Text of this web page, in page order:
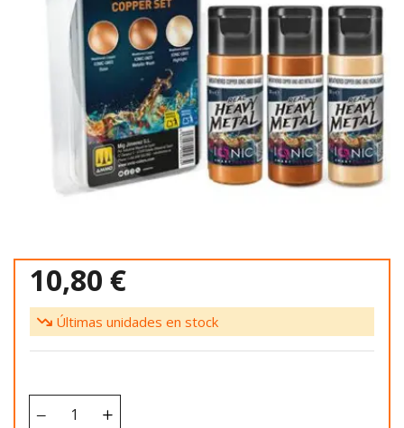
10,80 €
Últimas unidades en stock